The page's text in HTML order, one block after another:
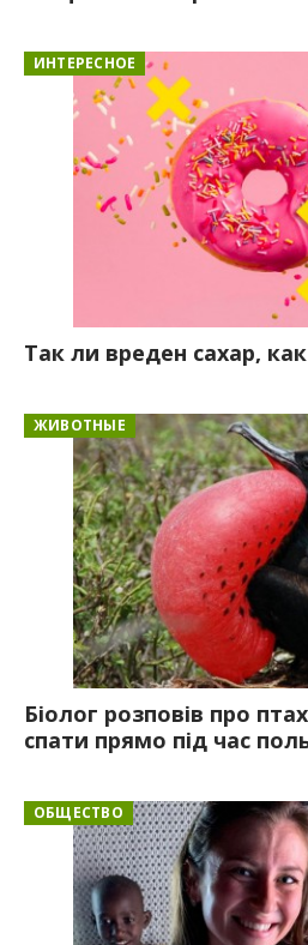
ИНТЕРЕСНОЕ
Так ли вреден сахар,
ЖИВОТНЫЕ
Біолог розповів про
спати прямо під час
ОБЩЕСТВО